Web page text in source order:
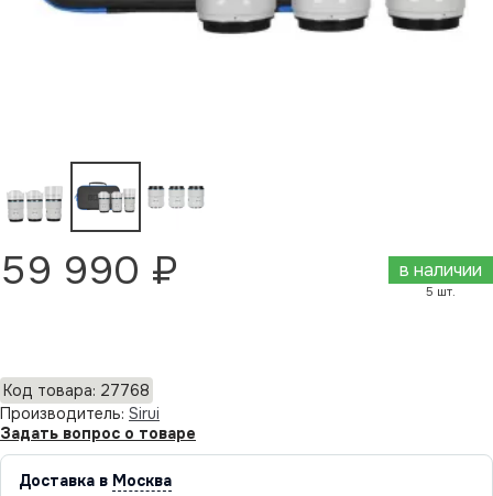
59 990 ₽ в наличии
5 шт.
Код товара: 27768
Производитель: Sirui
Задать вопрос о товаре
Доставка в Москва